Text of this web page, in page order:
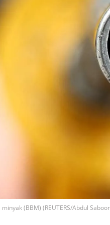
minyak (BBM) (REUTERS/Abdul